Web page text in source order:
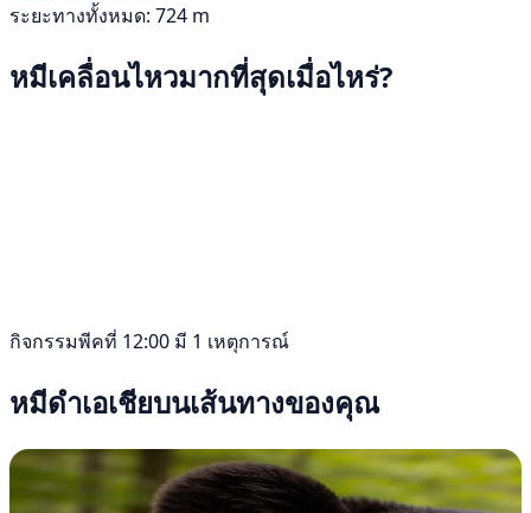
ระยะทางทั้งหมด: 724 m
หมีเคลื่อนไหวมากที่สุดเมื่อไหร่?
กิจกรรมพีคที่ 12:00 มี 1 เหตุการณ์
หมีดำเอเชียบนเส้นทางของคุณ